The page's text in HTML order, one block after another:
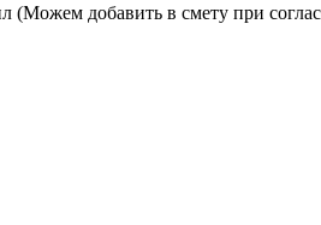
добавить в смету при